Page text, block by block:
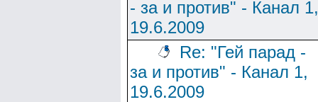
- за и против" - Канал 1,
19.6.2009
Re: "Гей парад -
за и против" - Канал 1,
19.6.2009